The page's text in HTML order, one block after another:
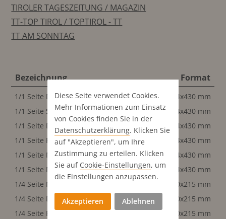
TIROLER TAGESZEITUNG / MAGAZIN
TT-TOP TIROL / TOPTIROL - TT
TT AM SONNTAG
Bezeichnung Format
1/1 Seite Do
284x430 mm
1/1 Seite Sa
284x430 mm
1/1 Seite Di
284x430 mm
1/1 Seite Fr
284x430 mm
1/1 Seite Mo
284x430 mm
1/1 Seite Mi
284x430 mm
1/4 Seite Mi
140x215 mm
1/4 Seite Do
140x215 mm
1/4 Seite Fr
140x215 mm
Diese Seite verwendet Cookies.
Mehr Informationen zum Einsatz
von Cookies finden Sie in der
Datenschutz­erklärung. Klicken Sie
auf "Akzeptieren", um Ihre
Zustimmung zu erteilen. Klicken
Sie auf Cookie-Einstellungen, um
die Einstellungen anzupassen.
Akzeptieren Ablehnen